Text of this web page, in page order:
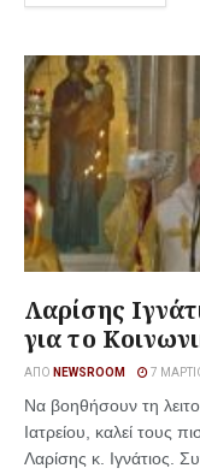
Λαρίσης
για το
ΑΠΌ NEWSROOM 7
Να βοηθήσουν τη
Ιατρείου, καλεί τους
Λαρίσης κ. Ιγνάτιος.